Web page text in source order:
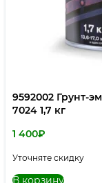
9592002 Грунт-
7024 1,7 кг
1 400₽
Уточняте скидку
В корзину